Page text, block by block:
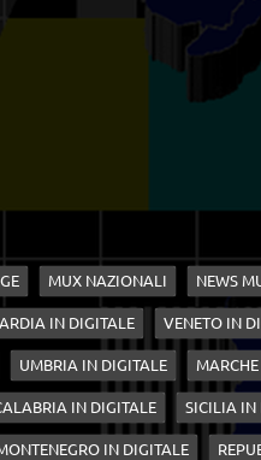
MUX NAZIONALI NEWS
IN DIGITALE VENETO IN
UMBRIA IN DIGITALE
IN DIGITALE SICILIA IN
IN DIGITALE